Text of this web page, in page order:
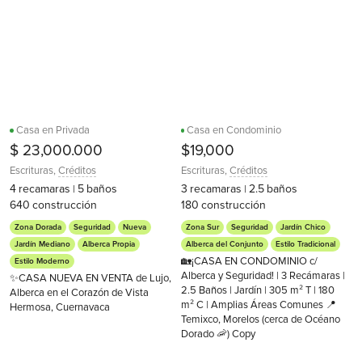
Casa en Privada
$ 23,000.000
Escrituras,Créditos
4 recamaras | 5 baños
640 construcción
Zona Dorada Seguridad
Nueva
Jardín Mediano
Alberca Propia
Estilo Moderno
✨CASA NUEVA EN VENTA de Lujo,
Alberca en el Corazón de Vista
Hermosa, Cuernavaca
Casa en Condominio
$19,000
Escrituras,Créditos
3 recamaras | 2.5 baños
180 construcción
Zona Sur Seguridad
Jardín Chico
Alberca del Conjunto
Estilo Tradicional
🏡¡CASA EN CONDOMINIO c/
Alberca y Seguridad! | 3 Recámaras |
2.5 Baños | Jardín | 305 m² T | 180
m² C | Amplias Áreas Comunes 📍
Temixco, Morelos (cerca de Océano
Dorado 🦐) Copy